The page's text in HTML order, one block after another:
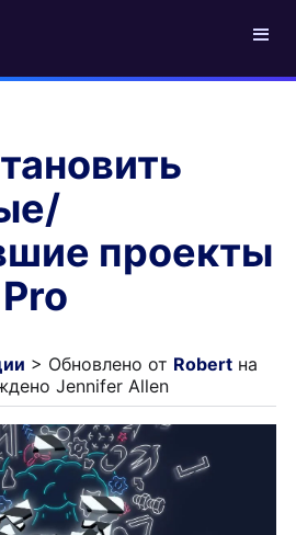
проекты
> Обновлено от Robertна
Jennifer Allen